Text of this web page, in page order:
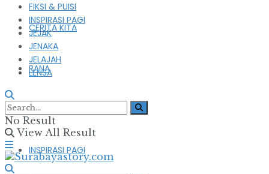
CERITA KITA
RANA
FIKSI & PUISI
INSPIRASI PAGI
FIKSI & PUISI
INSPIRASI PAGI
JEJAK
JENAKA
JELAJAH
LENSA
No Result
View All Result